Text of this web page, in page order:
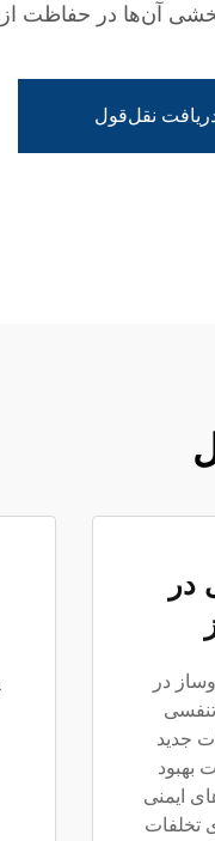
آن‌ها در حفاظت
نقل‌قول
در
در
جدید
بهبود
ایمنی
۲۵ درصدی تخلفات